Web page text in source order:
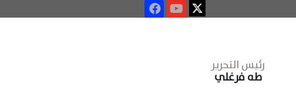
رئيس التحرير
طه فرغلي